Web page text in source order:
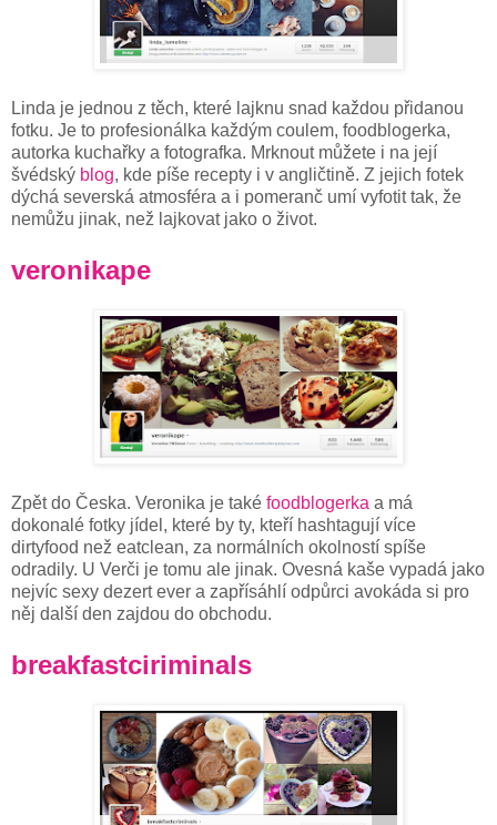
Linda je jednou z těch, které lajknu snad každou přidanou
fotku. Je to profesionálka každým coulem, foodblogerka,
autorka kuchařky a fotografka. Mrknout můžete i na její
švédský blog, kde píše recepty i v angličtině. Z jejich fotek
dýchá severská atmosféra a i pomeranč umí vyfotit tak, že
nemůžu jinak, než lajkovat jako o život.
veronikape
Zpět do Česka. Veronika je také foodblogerka a má
dokonalé fotky jídel, které by ty, kteří hashtagují více
dirtyfood než eatclean, za normálních okolností spíše
odradily. U Verči je tomu ale jinak. Ovesná kaše vypadá jako
nejvíc sexy dezert ever a zapřísáhlí odpůrci avokáda si pro
něj další den zajdou do obchodu.
breakfastciriminals